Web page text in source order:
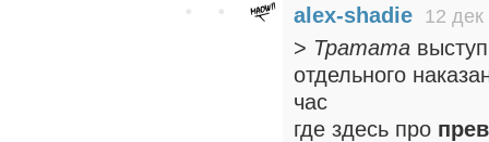
alex-shadie 12
> Тратата
отдельного
час
где здесь про